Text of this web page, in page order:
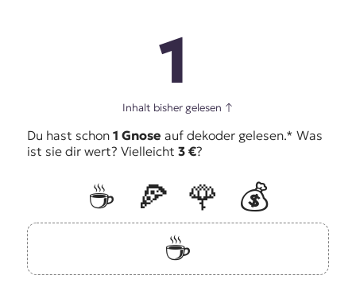
1
Inhalt bisher gelesen ↑
Du hast schon 1 Gnose auf dekoder gelesen.* Was
ist sie dir wert? Vielleicht 3 €?
☕️ 🍕 🌹
💰
☕️